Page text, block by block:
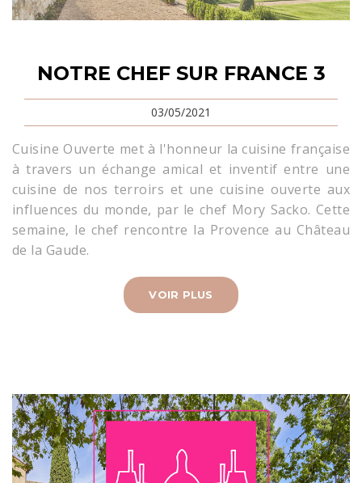
NOTRE CHEF SUR FRANCE 3
03/05/2021
Cuisine Ouverte met à l'honneur la cuisine française
à travers un échange amical et inventif entre une
cuisine de nos terroirs et une cuisine ouverte aux
influences du monde, par le chef Mory Sacko. Cette
semaine, le chef rencontre la Provence au Château
de la Gaude.
VOIR PLUS